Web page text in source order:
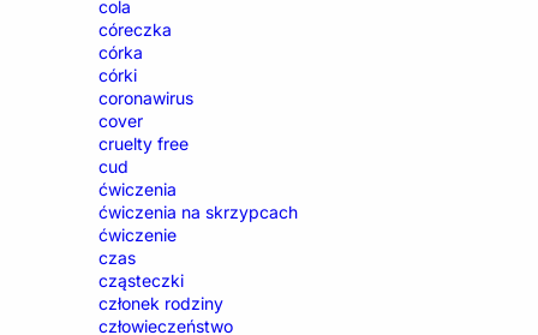
cola
córeczka
córka
córki
coronawirus
cover
cruelty free
cud
ćwiczenia
ćwiczenia na skrzypcach
ćwiczenie
czas
cząsteczki
członek rodziny
człowieczeństwo